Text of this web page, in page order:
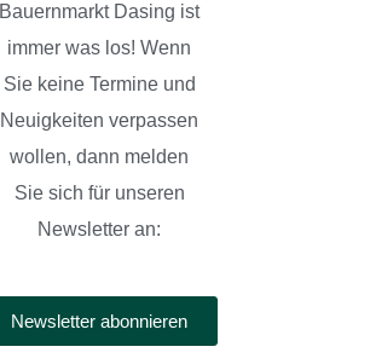
Bauernmarkt Dasing ist
immer was los! Wenn
Sie keine Termine und
Neuigkeiten verpassen
wollen, dann melden
Sie sich für unseren
Newsletter an:
Newsletter abonnieren